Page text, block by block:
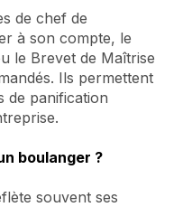
de chef de
à son compte, le
le Brevet de Maîtrise
Ils permettent
de panification
boulanger ?
souvent ses